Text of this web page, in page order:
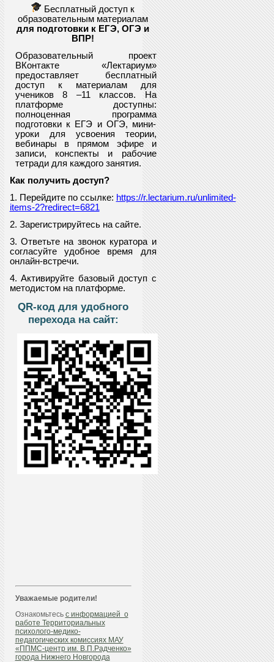
Бесплатный доступ к
образовательным материалам
для подготовки к ЕГЭ, ОГЭ и
ВПР!
Образовательный проект
ВКонтакте «Лектариум»
предоставляетбесплатный
доступ к материалам для
учеников 8 –11 классов. На
платформе доступны:
полноценная программа
подготовки к ЕГЭ и ОГЭ, мини-
уроки для усвоения теории,
вебинары в прямом эфире и
записи, конспекты и рабочие
тетради для каждого занятия.
Как получить доступ?
1. Перейдите по ссылке: https://r.lectarium.ru/unlimited-
items-2?redirect=6821
2. Зарегистрируйтесь на сайте.
3. Ответьте на звонок куратора и
согласуйте удобное время для
онлайн-встречи.
4. Активируйте базовый доступ с
методистом на платформе.
QR-код для удобного
перехода на сайт:
Уважаемые родители!
Ознакомьтесь с информацией о
работе Территориальных
психолого-медико-
педагогических комиссиях МАУ
«ППМС-центр им. В.П.Радченко»
города Нижнего Новгорода